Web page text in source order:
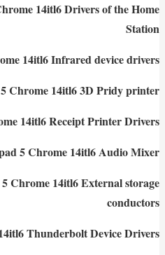
14itl6 Drivers of the Home
Station
14itl6 Infrared device drivers
Chrome 14itl6 3D Pridy printer
14itl6 Receipt Printer Drivers
5 Chrome 14itl6 Audio Mixer
Chrome 14itl6 External storage
conductors
Thunderbolt Device Drivers